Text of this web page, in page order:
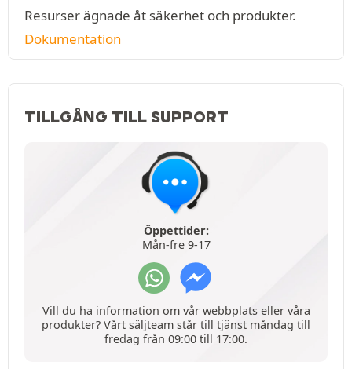
Resurser ägnade åt säkerhet och produkter.
Dokumentation
TILLGÅNG TILL SUPPORT
Öppettider:
Mån-fre 9-17
Vill du ha information om vår webbplats eller våra
produkter? Vårt säljteam står till tjänst måndag till
fredag från 09:00 till 17:00.